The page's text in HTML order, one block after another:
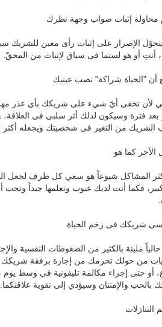
محاولة إثبات صواب وجهة نظرك
الإصرار على إثبات رأى معين للشريك
أنتِ أو هو لستما فى سباق لإثبات من المحقّ.
أن "الحياة شراكة" نصب عينيك
لأن تخفى أيّ شيء على شريكك بأي عذر
بعد فترة وسيكون لذلك أثر سلبي فى
الشريك من التغير فى شخصيتك ويجعله أكثر
الآخر كما هو
المشاكل شيوعاً هو سعي كل طرف لجعل
فكما أنت لديك عيوب وتعلمها جيداً وتحب
شريكك فى زخم الحياة
حالياً مليئة بالكثير من الضغوطات النفسية
من حولك تحرمك من إجازة برفقة شريكك
أو حتى إجراء مكالمة تليفونية في وسط
بالحب والإمتنان وسيؤدي إلى تقوية علاقتكما.
التنازلات